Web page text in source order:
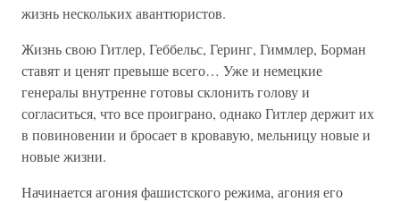
жизнь нескольких авантюристов.
Жизнь свою Гитлер, Геббельс, Геринг, Гиммлер, Борман
ставят и ценят превыше всего… Уже и немецкие
генералы внутренне готовы склонить голову и
согласиться, что все проиграно, однако Гитлер держит их
в повиновении и бросает в кровавую, мельницу новые и
новые жизни.
Начинается агония фашистского режима, агония его